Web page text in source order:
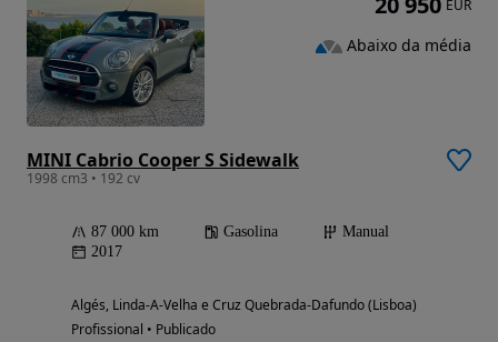
MINI Cabrio Cooper S Sidewalk
1998 cm3 • 192 cv
87 000 km Gasolina
Manual
2017
Algés, Linda-A-Velha e Cruz Quebrada-Dafundo (Lisboa)
Profissional • Publicado
EUR
Abaixo da média